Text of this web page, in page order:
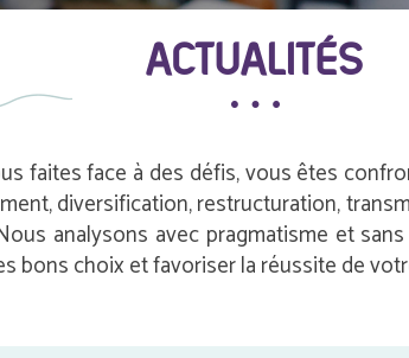
ACTUALITÉS
faites face à des défis, vous êtes
diversification, restructuration,
analysons avec pragmatisme et
bons choix et favoriser la réussite de